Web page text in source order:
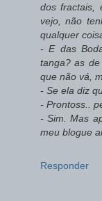
dos fractais,
vejo, não
qualquer
- E das
tanga? as
que não vá,
- Se ela diz
- Prontoss..
- Sim. Mas
meu blogue
Responder